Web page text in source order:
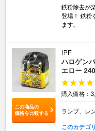
鉄粉除去が
登場！ 鉄粉
ます。
この商品の
価格を比較する
IPF
ハロゲン
エロー
購入価格：
ランプ、レ
このカテゴ